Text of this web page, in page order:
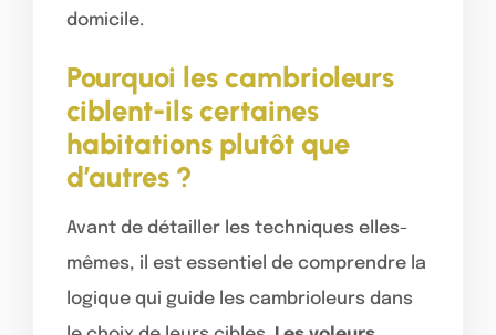
domicile.
Pourquoi les cambrioleurs
ciblent-ils certaines
habitations plutôt que
d’autres ?
Avant de détailler les techniques elles-
mêmes, il est essentiel de comprendre la
logique qui guide les cambrioleurs dans